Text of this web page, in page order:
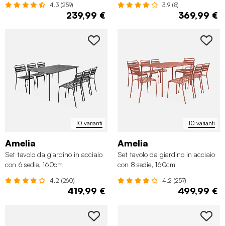
4.3 (259)
239,99 €
3.9 (8)
369,99 €
10 varianti
Amelia
Set tavolo da giardino in acciaio
con 6 sedie, 160cm
4.2 (260)
419,99 €
10 varianti
Amelia
Set tavolo da giardino in acciaio
con 8 sedie, 160cm
4.2 (257)
499,99 €